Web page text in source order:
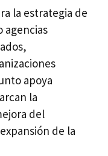
la estrategia de
agencias
apoya
la
del
de la